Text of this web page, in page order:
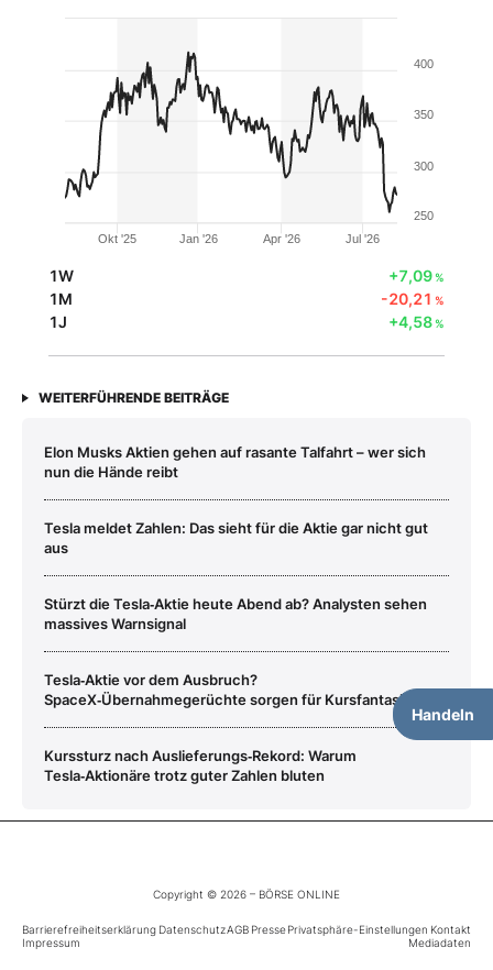
Handeln
Okt '25 Jan '26 Apr '26 Jul '26
250
300
350
400
1W +7,09%
1M -20,21 %
1J +4,58%
WEITERFÜHRENDE BEITRÄGE
Elon Musks Aktien gehen auf rasante Talfahrt – wer sich
nun die Hände reibt
Tesla meldet Zahlen: Das sieht für die Aktie gar nicht gut
aus
Stürzt die Tesla‑Aktie heute Abend ab? Analysten sehen
massives Warnsignal
Tesla‑Aktie vor dem Ausbruch?
SpaceX‑Übernahmegerüchte sorgen für Kursfantasien
Kurssturz nach Auslieferungs‑Rekord: Warum
Tesla‑Aktionäre trotz guter Zahlen bluten
Copyright © 2026 – BÖRSE ONLINE
Barrierefreiheitserklärung DatenschutzAGB PressePrivatsphäre-Einstellungen Kontakt
Impressum
Mediadaten